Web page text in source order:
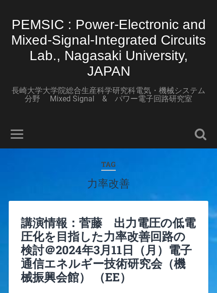
PEMSIC : Power-Electronic and
Mixed-Signal-Integrated Circuits
Lab., Nagasaki University,
JAPAN
長崎大学大学院総合生産科学研究科電気・機械システム
分野 Mixed Signal & パワー電子回路研究室
TAG
力率改善
講演情報：菅藤 出力電圧の低電
圧化を目指した力率改善回路の
検討＠2024年3月11日（月）電子
通信エネルギー技術研究会（機
械振興会館） （EE）